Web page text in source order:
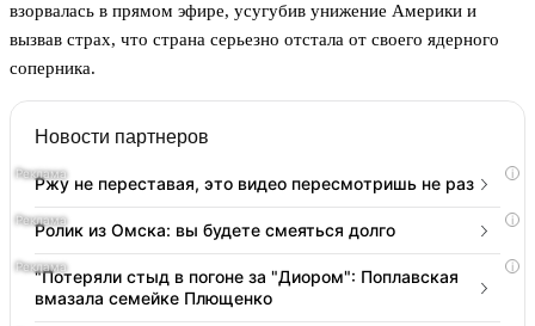
взорвалась в прямом эфире, усугубив унижение Америки и
вызвав страх, что страна серьезно отстала от своего ядерного
соперника.
Новости партнеров
i
Ржу не переставая, это видео пересмотришь не раз
i
Ролик из Омска: вы будете смеяться долго
i
"Потеряли стыд в погоне за "Диором": Поплавская
вмазала семейке Плющенко